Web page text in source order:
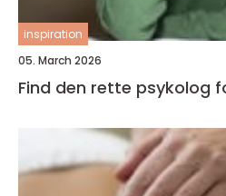
inspiration
05. March 2026
Find den rette psykolog